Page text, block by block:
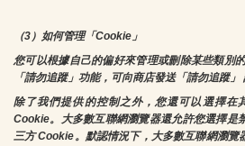
（3）如何管理「Cookie」
您可以根據自己的偏好來管理或刪除某些類別
「請勿追蹤」功能，可向商店發送「請勿追蹤」
除了我們提供的控制之外，您還可以選擇在
Cookie。大多數互聯網瀏覽器還允許您選擇是
三方 Cookie。默認情況下，大多數互聯網瀏覽